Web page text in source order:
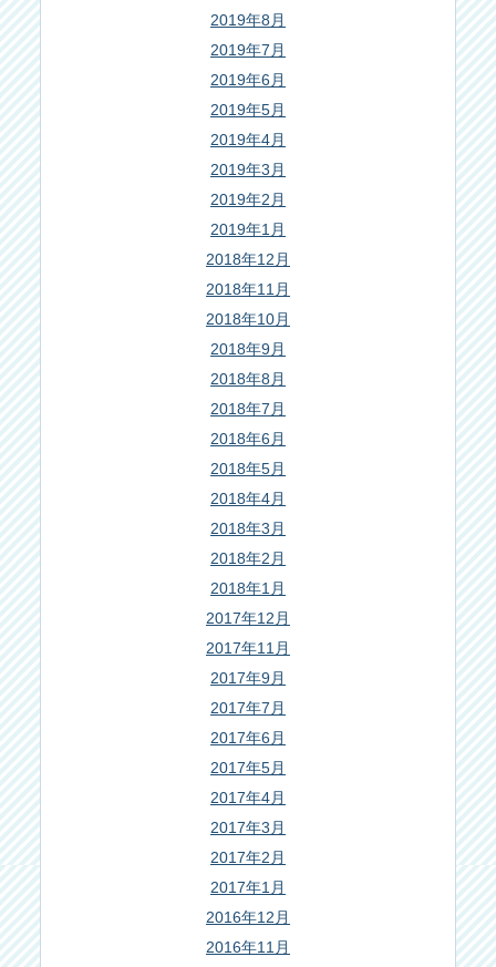
2019年8月
2019年7月
2019年6月
2019年5月
2019年4月
2019年3月
2019年2月
2019年1月
2018年12月
2018年11月
2018年10月
2018年9月
2018年8月
2018年7月
2018年6月
2018年5月
2018年4月
2018年3月
2018年2月
2018年1月
2017年12月
2017年11月
2017年9月
2017年7月
2017年6月
2017年5月
2017年4月
2017年3月
2017年2月
2017年1月
2016年12月
2016年11月